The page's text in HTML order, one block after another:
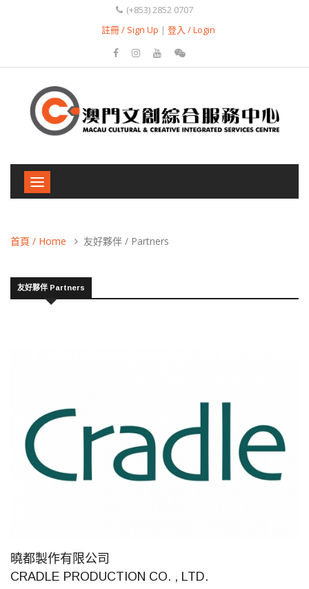
(+853) 2852 0707
註冊 / Sign Up | 登入 / Login
Toggle
navigation
首頁 / Home 友好夥伴 / Partners
友好夥伴 Partners
曉都製作有限公司
CRADLE PRODUCTION CO. , LTD.